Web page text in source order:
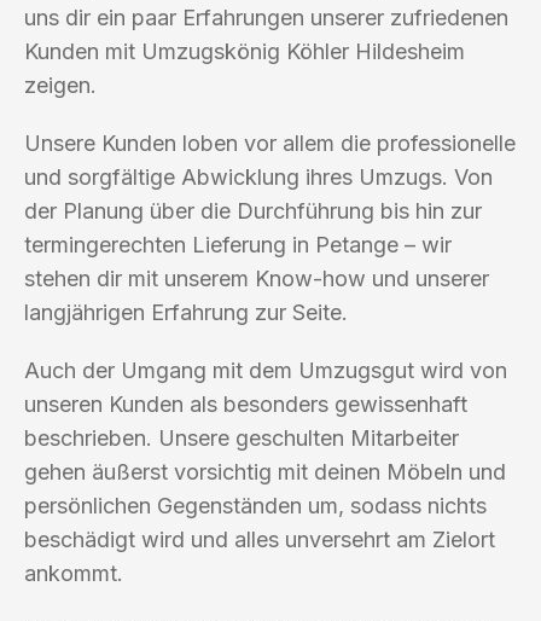
uns dir ein paar Erfahrungen unserer zufriedenen
Kunden mit Umzugskönig Köhler Hildesheim
zeigen.
Unsere Kunden loben vor allem die professionelle
und sorgfältige Abwicklung ihres Umzugs. Von
der Planung über die Durchführung bis hin zur
termingerechten Lieferung in Petange – wir
stehen dir mit unserem Know-how und unserer
langjährigen Erfahrung zur Seite.
Auch der Umgang mit dem Umzugsgut wird von
unseren Kunden als besonders gewissenhaft
beschrieben. Unsere geschulten Mitarbeiter
gehen äußerst vorsichtig mit deinen Möbeln und
persönlichen Gegenständen um, sodass nichts
beschädigt wird und alles unversehrt am Zielort
ankommt.